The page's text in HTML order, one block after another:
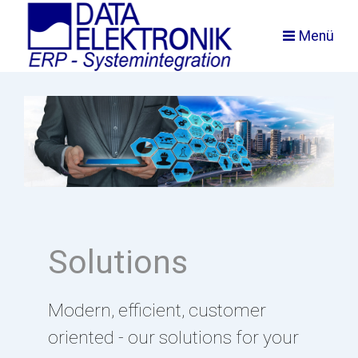
Menü
Solutions
Modern, efficient, customer
oriented - our solutions for your